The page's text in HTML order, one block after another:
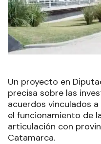
Un proyecto en
precisa sobre las
acuerdos vinculados
el funcionamiento de
articulación con
Catamarca.